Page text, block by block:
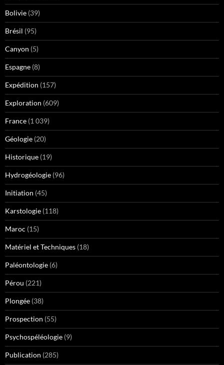
Bolivie (39)
Brésil (95)
Canyon (5)
Espagne (8)
Expédition (157)
Exploration (609)
France (1 039)
Géologie (20)
Historique (19)
Hydrogéologie (96)
Initiation (45)
Karstologie (118)
Maroc (15)
Matériel et Techniques (18)
Paléontologie (6)
Pérou (221)
Plongée (38)
Prospection (55)
Psychospéléologie (9)
Publication (285)